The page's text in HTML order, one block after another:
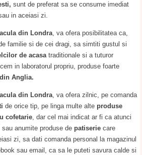
sunt de preferat sa se consume imediat
in aceiasi zi.
din Londra, va ofera posibilitatea ca,
familie si de cei dragi, sa simtiti gustul si
de acasatraditionale si a tuturor
in laboratorul propriu, produse foarte
Anglia.
din Londra, va ofera zilnic, pe comanda
de orice tip, pe linga multe alte produse
cofetarie, dar cel mai indicat ar fi ca atunci
anumite produse de patiserie care
zi, sa dati comanda personal la magazinul
sau email, ca sa le puteti savura calde si